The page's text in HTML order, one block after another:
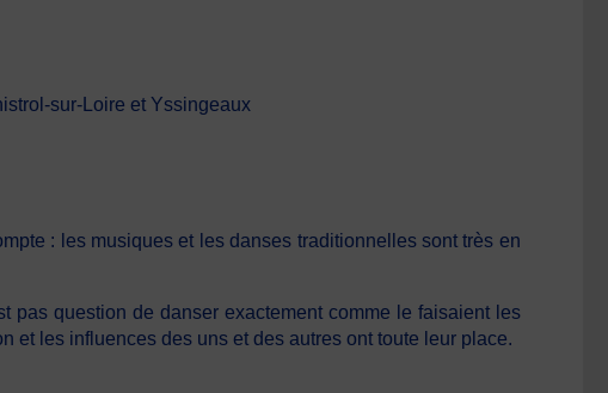
sur-Loire et Yssingeaux
: les musiques et les danses traditionnelles sont très en
pas question de danser exactement comme le faisaient les
et les influences des uns et des autres ont toute leur place.